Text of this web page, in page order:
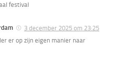
festival
3 december 2025 om 23:25
er op zijn eigen manier naar